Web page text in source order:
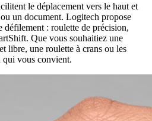
le déplacement vers le haut et
un document. Logitech propose
défilement : roulette de précision,
Que vous souhaitiez une
libre, une roulette à crans ou les
qui vous convient.